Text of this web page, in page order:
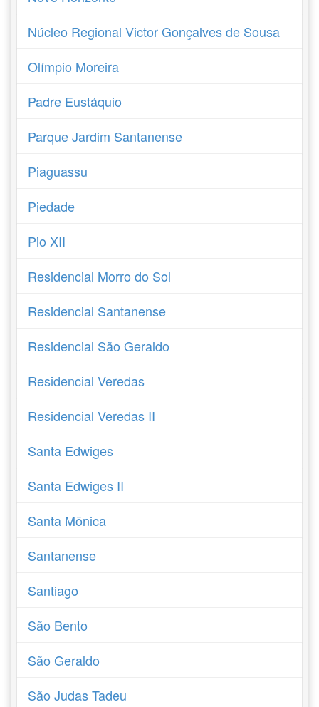
Núcleo Regional Victor Gonçalves de Sousa
Olímpio Moreira
Padre Eustáquio
Parque Jardim Santanense
Piaguassu
Piedade
Pio XII
Residencial Morro do Sol
Residencial Santanense
Residencial São Geraldo
Residencial Veredas
Residencial Veredas II
Santa Edwiges
Santa Edwiges II
Santa Mônica
Santanense
Santiago
São Bento
São Geraldo
São Judas Tadeu